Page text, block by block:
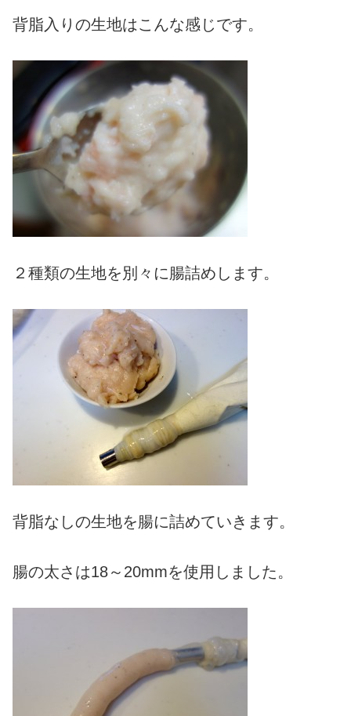
背脂入りの生地はこんな感じです。
２種類の生地を別々に腸詰めします。
背脂なしの生地を腸に詰めていきます。
腸の太さは18～20mmを使用しました。